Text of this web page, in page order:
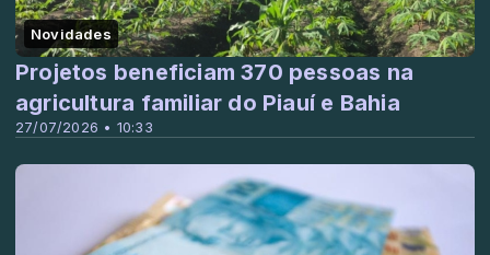
Novidades
27/07/2026 • 10:33
Projetos beneficiam 370 pessoas na
agricultura familiar do Piauí e Bahia